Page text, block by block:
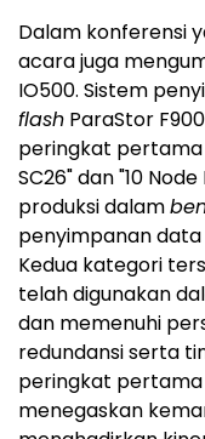
Dalam konferensi
acara juga
IO500. Sistem
flash ParaStor
peringkat
SC26" dan "10
produksi dalam
penyimpanan data
Kedua kategori
telah digunakan
dan memenuhi
redundansi serta
peringkat
menegaskan